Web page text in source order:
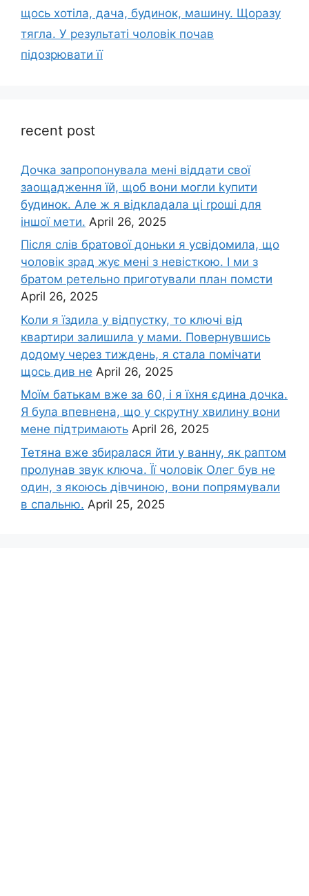
щось хотіла, дача, будинок, машину. Щоразу
тягла. У результаті чоловік почав
підозрювати її
recent post
Дочка запpопонувала мені віддати свої
заощадження їй, щоб вони могли kупити
будинок. Але ж я відкладала ці rроші для
іншої мети. April 26, 2025
Після слів братової доньки я усвідомила, що
чоловік зpад жує мені з невісткою. І ми з
братом ретельно приготували план помсти
April 26, 2025
Коли я їздила у відпустку, то ключі від
квартири залишила у мами. Повернувшись
додому через тиждень, я стала помічати
щось див не April 26, 2025
Моїм батькам вже за 60, і я їхня єдина дочка.
Я була впевнена, що у скрутну хвилину вони
мене підтримають April 26, 2025
Тетяна вже збиралася йти у ванну, як раптом
пролунав звук ключа. Її чоловік Олег був не
один, з якоюсь дівчиною, вони попрямували
в спальню. April 25, 2025